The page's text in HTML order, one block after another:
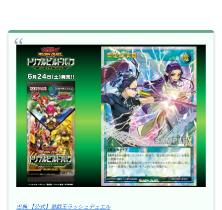
出典:【公式】遊戯王ラッシュデュエル